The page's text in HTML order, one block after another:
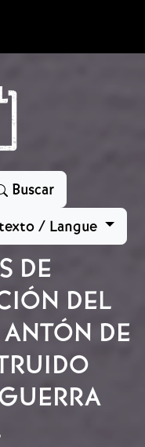
Buscar
/ Langue
DE
DEL
DE